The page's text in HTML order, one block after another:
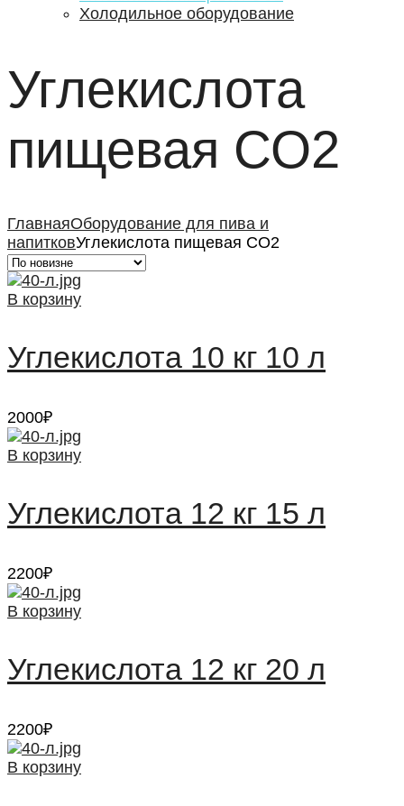
Холодильное оборудование
Углекислота
пищевая СО2
ГлавнаяОборудование для пива и
напитковУглекислота пищевая СО2
В корзину
Углекислота 10 кг 10 л
2000₽
В корзину
Углекислота 12 кг 15 л
2200₽
В корзину
Углекислота 12 кг 20 л
2200₽
В корзину